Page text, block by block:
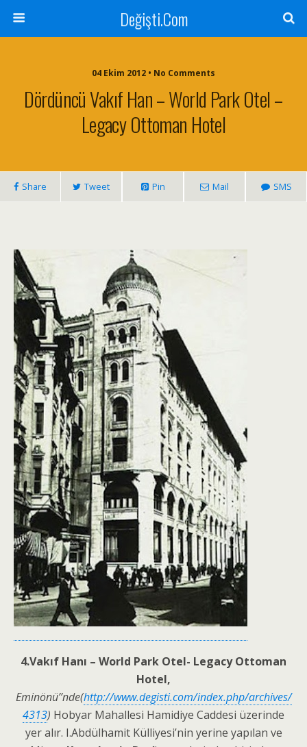
Değişti.Com
04 Ekim 2012 • No Comments
Dördüncü Vakıf Han – World Park Otel –
Legacy Ottoman Hotel
Share Tweet Pin Mail SMS
4.Vakıf Hanı – World Park Otel- Legacy Ottoman
Hotel,
Eminönü’’nde(http://www.degisti.com/index.php/archives/
4313) Hobyar Mahallesi Hamidiye Caddesi üzerinde
yer alır. I.Abdülhamit Külliyesi’nin yerine yapılan ve